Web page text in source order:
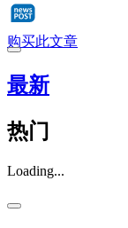
购买此文章
最新
热门
Loading...